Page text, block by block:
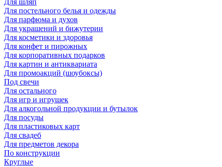
Для шляп
Для постельного белья и одежды
Для парфюма и духов
Для украшений и бижутерии
Для косметики и здоровья
Для конфет и пирожных
Для корпоративных подарков
Для картин и антиквариата
Для промоакций (шоубоксы)
Под свечи
Для остального
Для игр и игрушек
Для алкогольной продукции и бутылок
Для посуды
Для пластиковых карт
Для свадеб
Для предметов декора
По конструкции
Круглые